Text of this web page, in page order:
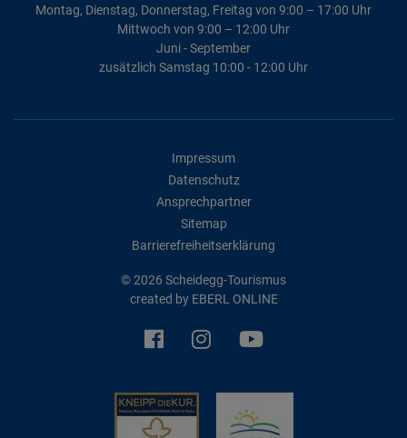
Montag, Dienstag, Donnerstag, Freitag von 9:00 – 17:00 Uhr
Mittwoch von 9:00 – 12:00 Uhr
Juni - September
zusätzlich Samstag 10:00 - 12:00 Uhr
Impressum
Datenschutz
Ansprechpartner
Sitemap
Barrierefreiheitserklärung
© 2026 Scheidegg-Tourismus
created by EBERL ONLINE